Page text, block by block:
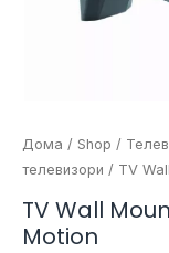
Дома / Shop /
телевизори / TV
TV Wall
Motion